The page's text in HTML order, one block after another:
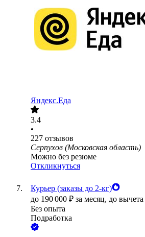
Яндекс.Еда
3.4
•
227 отзывов
Серпухов (Московская область)
Можно без резюме
Откликнуться
Курьер (заказы до 2-кг)
до 190 000 ₽ за месяц, до
Без опыта
Подработка